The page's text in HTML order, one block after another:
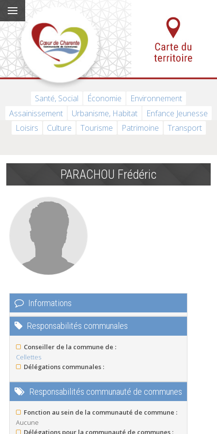
Santé, Social Économie
Environnement
Assainissement
Urbanisme, Habitat
Enfance Jeunesse
Loisirs
Culture Tourisme Patrimoine Transport
PARACHOU Frédéric
Informations
Responsabilités communales
Conseiller de la commune de :
Cellettes
Délégations communales :
Responsabilités communauté de communes
Fonction au sein de la communauté de commune :
Aucune
Délégations pour la communauté de communes :